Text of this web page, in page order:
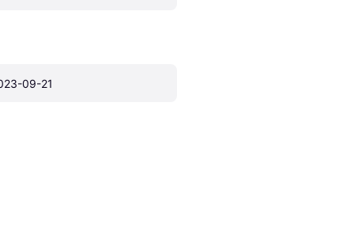
09-21